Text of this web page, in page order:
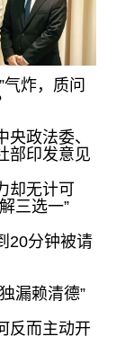
气炸，质问
政法委、
部印发意见
却无计可
三选一”
20分钟被请
漏赖清德”
反而主动开